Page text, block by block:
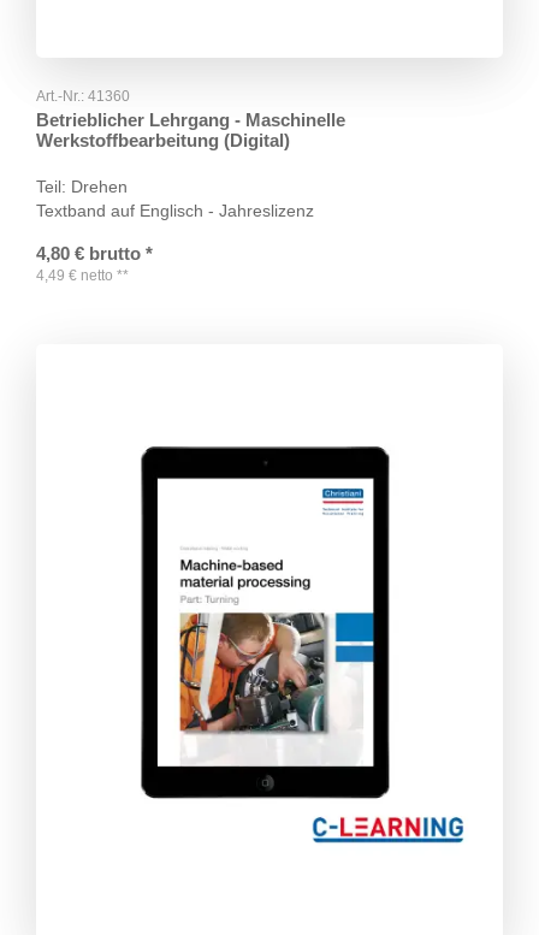
Art.-Nr.: 41360
Betrieblicher Lehrgang - Maschinelle
Werkstoffbearbeitung (Digital)
Teil: Drehen
Textband auf Englisch - Jahreslizenz
4,80 € brutto *
4,49 € netto **